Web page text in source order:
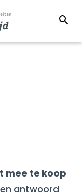
mee te koop
antwoord